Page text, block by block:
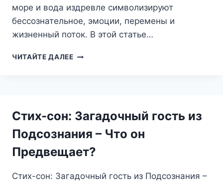
море и вода издревле символизируют
бессознательное, эмоции, перемены и
жизненный поток. В этой статье…
ЧИТАЙТЕ ДАЛЕЕМОРЕ
СНЫ
ВОЛНАХ?
Стих-сон: Загадочный гость из
Подсознания – Что он
Предвещает?
Стих-сон: Загадочный гость из Подсознания –